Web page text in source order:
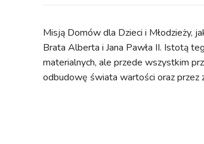
Misją Domów dla Dzieci i Młodzieży,
Brata Alberta i Jana Pawła II. Istotą
materialnych, ale przede wszystkim
odbudowę świata wartości oraz przez